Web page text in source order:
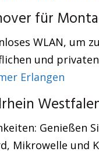
für
WLAN, um
und
Erlangen
Genießen
Mikrowelle und